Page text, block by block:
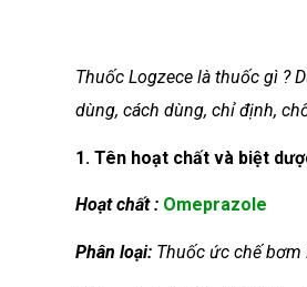
Thuốc Logzece là thuốc gì ?
dùng, cách dùng, chỉ định,
1. Tên hoạt chất và biệt
Hoạt chất : Omeprazole
Phân loại: Thuốc ức chế